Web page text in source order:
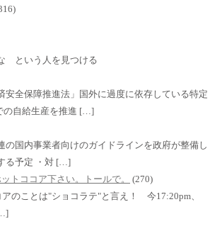
という人を見つける
安全保障推進法」国外に過度に依存している特定
の自給生産を推進 […]
の国内事業者向けのガイドラインを政府が整備し
る予定 ・対 […]
トココア下さい。トールで。
(270)
のことは"ショコラテ"と言え！ 今17:20pm、